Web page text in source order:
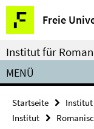
Springe
direkt
zu
Inhalt
Freie
Service-
Navigation
Institut für
MENÜ
Startseite
Institut
Institut